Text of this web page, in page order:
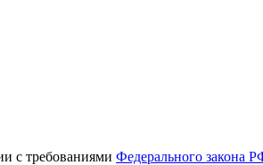
с требованиями Федерального закона